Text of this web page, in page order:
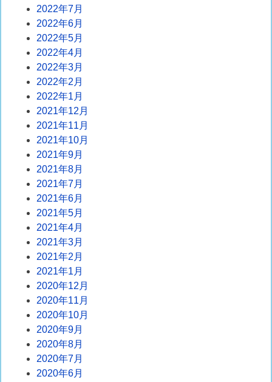
2022年7月
2022年6月
2022年5月
2022年4月
2022年3月
2022年2月
2022年1月
2021年12月
2021年11月
2021年10月
2021年9月
2021年8月
2021年7月
2021年6月
2021年5月
2021年4月
2021年3月
2021年2月
2021年1月
2020年12月
2020年11月
2020年10月
2020年9月
2020年8月
2020年7月
2020年6月